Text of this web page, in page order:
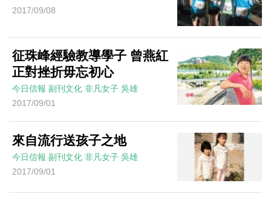
2017/09/08
征珠峰經驗教導學子 曾燕紅
正對挫折毋忘初心
今日信報 副刊文化 非凡女子 吳雄
2017/09/01
來自流行送孩子之地
今日信報 副刊文化 非凡女子 吳雄
2017/09/01